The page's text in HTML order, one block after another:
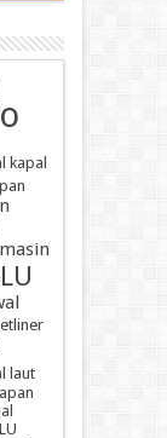
kapal
laut